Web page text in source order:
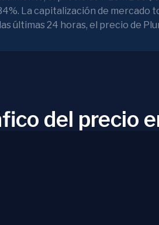
La capitalización de mercado
últimas 24 horas, el precio de
del precio